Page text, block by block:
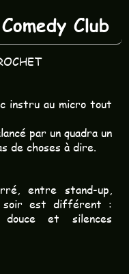
Club
instru au micro tout
par un quadra un
de choses à dire.
entre stand-up,
soir est différent :
et silences